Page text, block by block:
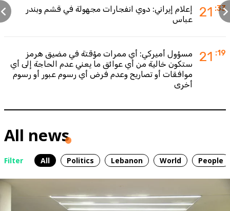
21 :33
إعلام إيراني: دوي انفجارات مجهولة في قشم وبندر
عباس
21 :19
مسؤول أميركي: أي ممرات مؤقتة في مضيق هرمز
ستكون خالية من أي عوائق ما يعني عدم الحاجة إلى أي
موافقات أو تصاريح وعدم فرض أي رسوم عبور أو رسوم
أخرى
All news
Filter All Politics Lebanon World People